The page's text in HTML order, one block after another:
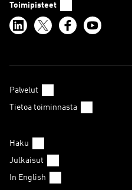
Toimipisteet
Palvelut
Tietoa toiminnasta
Haku
Julkaisut
In English